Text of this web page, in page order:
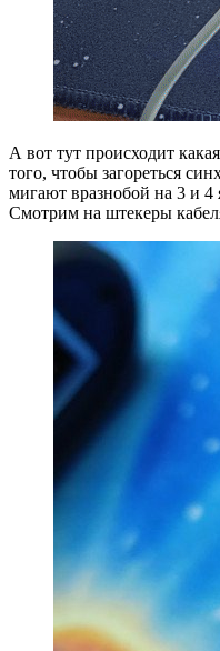
А вот тут происходит
того, чтобы загореться
мигают вразнобой на 3 и 4
Смотрим на штекеры